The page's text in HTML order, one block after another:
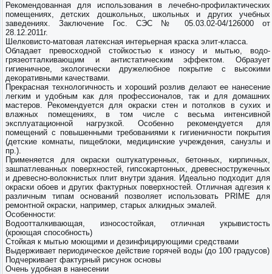
Рекомендованная для использования в лечебно-профилактических
помещениях, детских дошкольных, школьных и других учебных
заведениях. Заключение Гос. СЭС № 05.03.02-04/126000 от
28.12.2011г.
Шелковисто-матовая латексная интерьерная краска элит-класса.
Обладает превосходной стойкостью к износу и мытью, водо-
грязеотталкивающим и антистатическим эффектом. Образует
гигиеничное, экологически дружелюбное покрытие с высокими
декоративными качествами.
Прекрасная технологичность и хороший розлив делают ее нанесение
легким и удобным как для профессионалов, так и для домашних
мастеров. Рекомендуется для окраски стен и потолков в сухих и
влажных помещениях, в том числе с весьма интенсивной
эксплуатационной нагрузкой. Особенно рекомендуется для
помещений с повышенными требованиями к гигиеничности покрытия
(детские комнаты, пищеблоки, медицинские учреждения, санузлы и
пр.).
Применяется для окраски оштукатуренных, бетонных, кирпичных,
зашпатлеванных поверхностей, гипсокартонных, древесностружечных
и древесно-волокнистых плит внутри здания. Идеально подходит для
окраски обоев и других фактурных поверхностей. Отличная адгезия к
различным типам оснований позволяет использовать PRIME для
ремонтной окраски, например, старых алкидных эмалей.
Особенности:
Водоотталкивающая, износостойкая, отличная укрывистость
(кроющая способность)
Стойкая к мытью моющими и дезинфицирующими средствами
Выдерживает периодическое действие горячей воды (до 100 градусов)
Подчеркивает фактурный рисунок основы
Очень удобная в нанесении